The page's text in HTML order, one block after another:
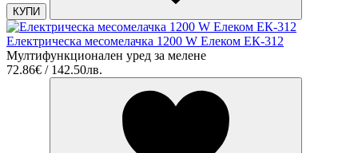
КУПИ
Електрическа месомелачка 1200 W Елеком ЕК-312
Мултифункционален уред за мелене
72.86€ / 142.50лв.